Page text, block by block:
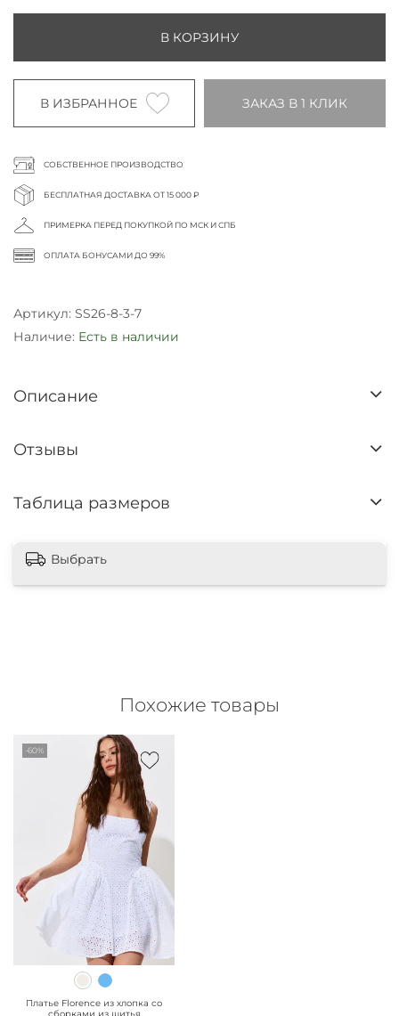
В КОРЗИНУ
В ИЗБРАННОЕ ЗАКАЗ В 1 КЛИК
СОБСТВЕННОЕ ПРОИЗВОДСТВО
БЕСПЛАТНАЯ ДОСТАВКА ОТ 15 000 ₽
ПРИМЕРКА ПЕРЕД ПОКУПКОЙ ПО МСК И СПБ
ОПЛАТА БОНУСАМИ ДО 99%
Артикул: SS26-8-3-7
Наличие: Есть в наличии
Описание
Отзывы
Таблица размеров
Выбрать
Похожие товары
-60%
" class="js-prevent-
Платье Florence из хлопка со